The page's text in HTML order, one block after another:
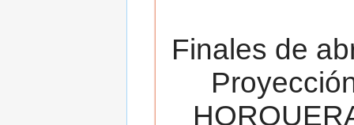
Finales de